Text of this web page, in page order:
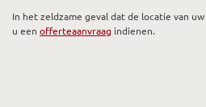
In het zeldzame geval dat de locatie van
u een offerteaanvraag indienen.